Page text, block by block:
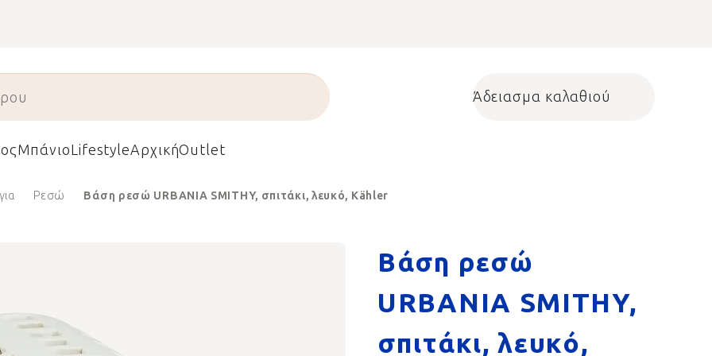
Shopping cart
Άδειασμα καλαθιού
ΜπάνιοLifestyleΑρχικήOutlet
Ρεσώ Βάση ρεσώ URBANIA SMITHY, σπιτάκι, λευκό, Kähler
Βάση ρεσώ
URBANIA SMITHY,
σπιτάκι, λευκό,